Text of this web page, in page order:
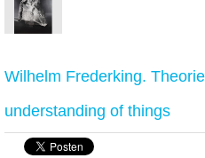
Wilhelm Frederking.
understanding of things